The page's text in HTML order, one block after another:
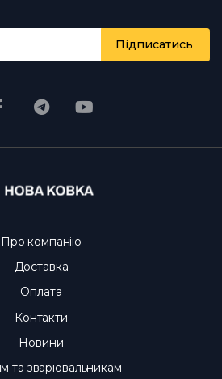
службами по всій Україні; у
Чи реальні фото й ціни?
Підписатись
Про компанію
Доставка
Оплата
Контакти
Новини
та зварювальникам